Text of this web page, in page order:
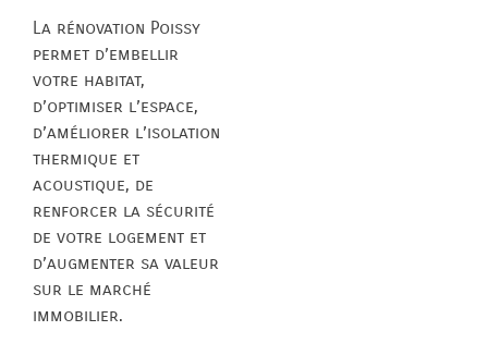
La rénovation Poissy
permet d’embellir
votre habitat,
d’optimiser l’espace,
d’améliorer l’isolation
thermique et
acoustique, de
renforcer la sécurité
de votre logement et
d’augmenter sa valeur
sur le marché
immobilier.